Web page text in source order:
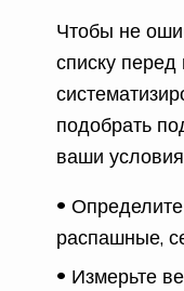
Чтобы не
списку перед
подобрать
ваши
распашные,
Измерьте